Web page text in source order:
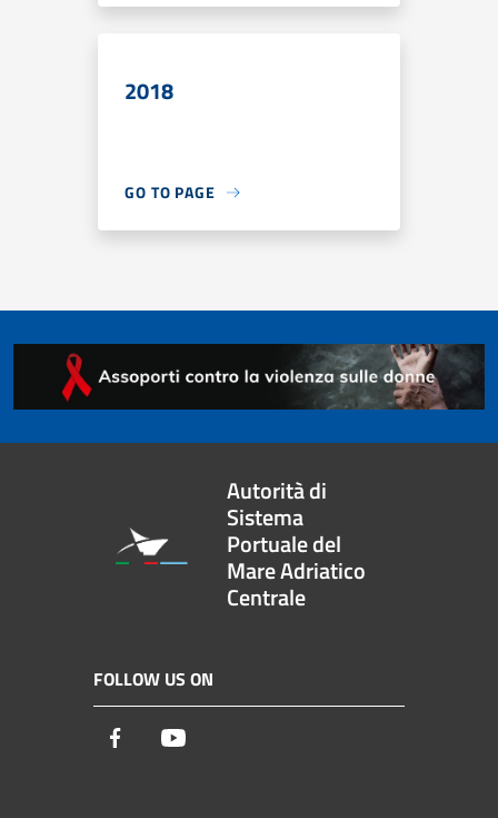
2018
GO TO PAGE
Autorità di
Sistema
Portuale del
Mare Adriatico
Centrale
FOLLOW US ON
Facebook